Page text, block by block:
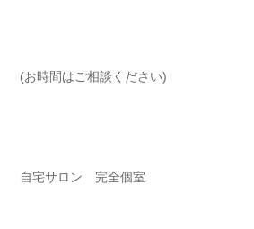
(お時間はご相談ください)⁡⁡⁡⁡
自宅サロン 完全個室 ⁡⁡⁡⁡